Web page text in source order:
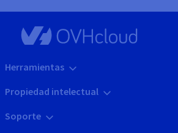
Herramientas
Propiedad intelectual
Soporte